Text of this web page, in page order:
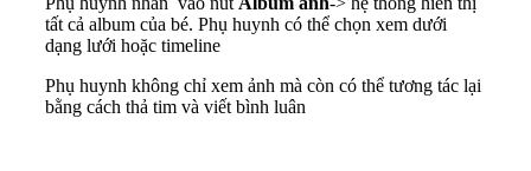
tất cả album của bé. Phụ huynh có thể chọn xem dưới
dạng lưới hoặc timeline
Phụ huynh không chỉ xem ảnh mà còn có thể tương tác lại
bằng cách thả tim và viết bình luân